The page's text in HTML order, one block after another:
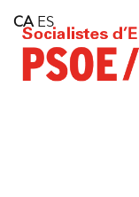
Consell Insular
Services
Contact
CA ES